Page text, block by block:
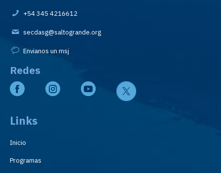
+54 345 4216612
secdasg@saltogrande.org
Envianos un msj
Redes
Links
Inicio
Programas